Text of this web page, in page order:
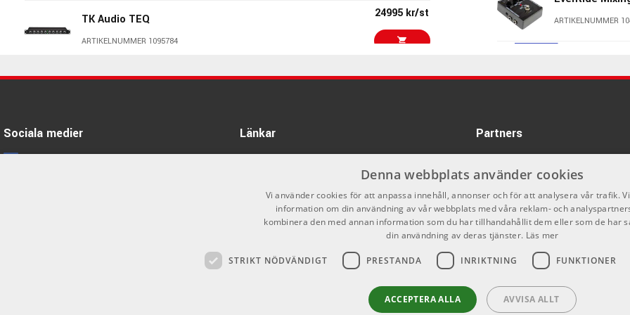
TK Audio TEQ
ARTIKELNUMMER 1095784
24995 kr/st
Warm Audio EQP-WA 7690 kr/st
10117 kr/st
IGS Audio Rubber Bands 500 10880 kr/st
ARTIKELNUMMER
Torso
ARTIKELNUMMER
SSL Super
ARTIKELNUMMER
Sociala medier Länkar
Köpvillkor
Varumärken
Partners
Denna webbplats använder cookies
Vi använder cookies för att anpassa innehåll, annonser och för att analysera vår trafik.
information om din användning av vår webbplats med våra reklam- och
kombinera den med annan information som du har tillhandahållit dem eller som de har
din användning av deras tjänster. Läs mer
STRIKT NÖDVÄNDIGT PRESTANDA INRIKTNING FUNKTIONER
ACCEPTERA ALLA AVVISA ALLT